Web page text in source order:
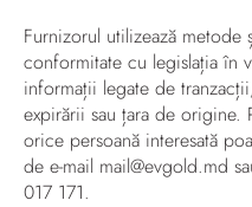
Furnizorul utilizează
conformitate cu legislația în
informații legate de
expirării sau țara de origine.
orice persoană interesată
de e-mail mail@evgold.md
017 171.